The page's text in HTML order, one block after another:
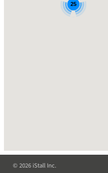
25
© 2026 iStall Inc.